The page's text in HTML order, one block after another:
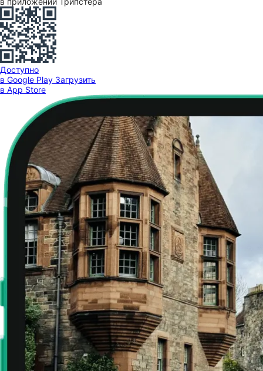
Доступно
в Google Play Загрузить
в App Store